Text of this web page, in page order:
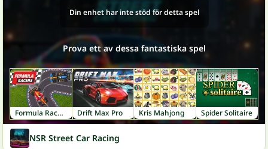
Din enhet har inte stöd för detta spel
Prova ett av dessa fantastiska spel
Formula Racers Drift Max Pro Kris Mahjong Spider Solitaire
NSR Street Car Racing